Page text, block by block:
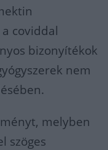
coviddal
bizonyítékok
nem
melyben
szöges